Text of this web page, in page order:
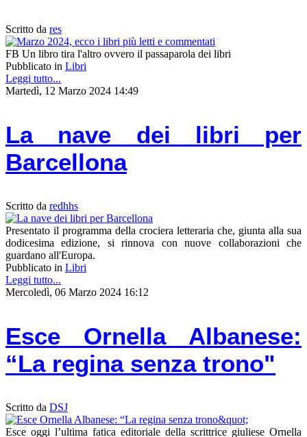
Scritto da res
FB Un libro tira l'altro ovvero il passaparola dei libri
Pubblicato in Libri
Leggi tutto...
Martedì, 12 Marzo 2024 14:49
La nave dei libri per
Barcellona
Scritto da redhhs
Presentato il programma della crociera letteraria che, giunta alla sua
dodicesima edizione, si rinnova con nuove collaborazioni che
guardano all'Europa.
Pubblicato in Libri
Leggi tutto...
Mercoledì, 06 Marzo 2024 16:12
Esce Ornella Albanese:
“La regina senza trono"
Scritto da DSJ
Esce oggi l’ultima fatica editoriale della scrittrice giuliese Ornella